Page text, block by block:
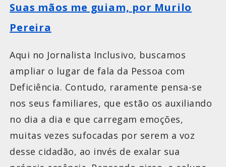
Suas mãos me guiam, por Murilo
Pereira
Aqui no Jornalista Inclusivo, buscamos
ampliar o lugar de fala da Pessoa com
Deficiência. Contudo, raramente pensa-se
nos seus familiares, que estão os auxiliando
no dia a dia e que carregam emoções,
muitas vezes sufocadas por serem a voz
desse cidadão, ao invés de exalar sua